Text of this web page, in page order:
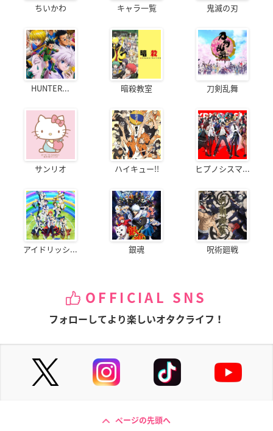
ちいかわ キャラ一覧 鬼滅の刃
HUNTER... 暗殺教室 刀剣乱舞
サンリオ ハイキュー!! ヒプノシスマ...
アイドリッシ... 銀魂 呪術廻戦
OFFICIAL SNS
フォローしてより楽しいオタクライフ！
ページの先頭へ